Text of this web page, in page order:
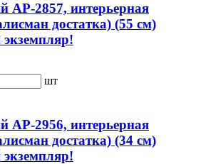
АР-2857, интерьерная
достатка) (55 см)
шт
АР-2956, интерьерная
достатка) (34 см)